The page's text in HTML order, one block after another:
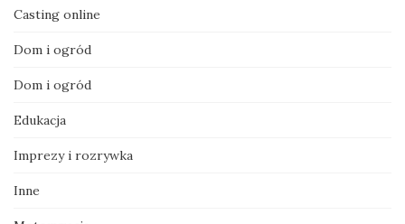
Casting online
Dom i ogród
Dom i ogród
Edukacja
Imprezy i rozrywka
Inne